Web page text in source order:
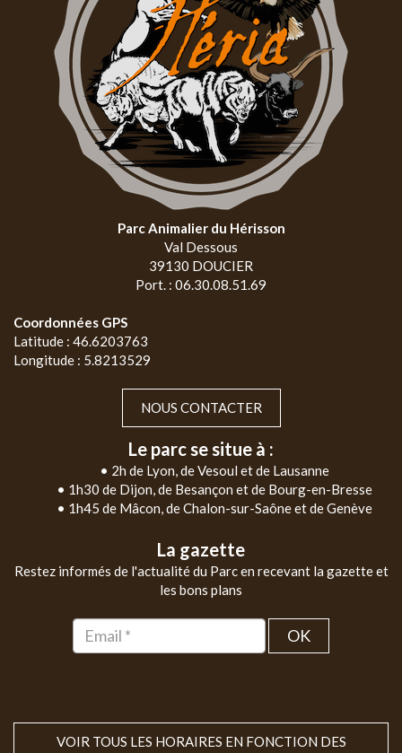
Parc Animalier du Hérisson
Val Dessous
39130 DOUCIER
Port. : 06.30.08.51.69
Coordonnées GPS
Latitude : 46.6203763
Longitude : 5.8213529
NOUS CONTACTER
Le parc se situe à :
• 2h de Lyon, de Vesoul et de Lausanne
• 1h30 de Dijon, de Besançon et de Bourg-en-Bresse
• 1h45 de Mâcon, de Chalon-sur-Saône et de Genève
La gazette
Restez informés de l'actualité du Parc en recevant la gazette et
les bons plans
OK
VOIR TOUS LES HORAIRES EN FONCTION DES